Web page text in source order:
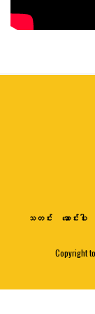
သတင်း ဆောင်းပါး
Copyright